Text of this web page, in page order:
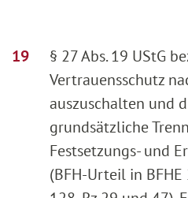
§ 27 Abs. 19 UStG
Vertrauensschutz
auszuschalten und
grundsätzliche
Festsetzungs- und
(BFH-Urteil in